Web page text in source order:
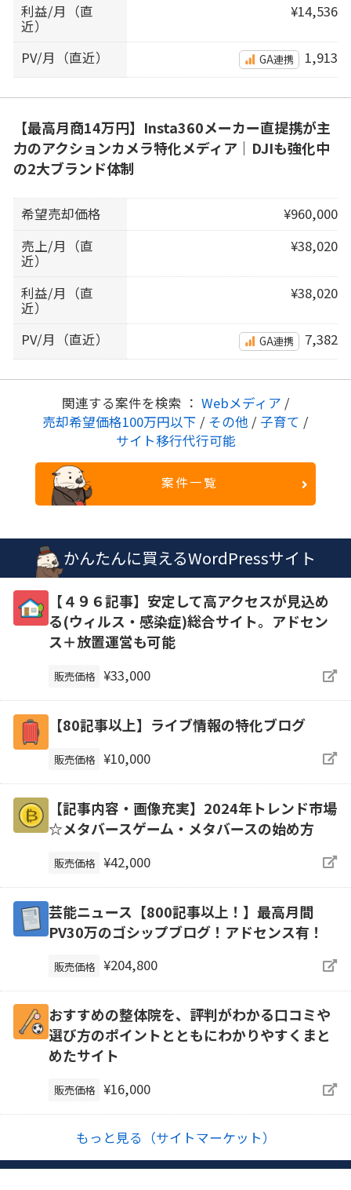
利益/月（直
近）
¥14,536
PV/月（直近） GA連携 1,913
【最高月商14万円】Insta360メーカー直提携が主
力のアクションカメラ特化メディア｜DJIも強化中
の2大ブランド体制
希望売却価格
¥960,000
売上/月（直
近）
¥38,020
利益/月（直
近）
¥38,020
PV/月（直近） GA連携 7,382
関連する案件を検索 ： Webメディア /
売却希望価格100万円以下 / その他 / 子育て /
サイト移行代行可能
案件一覧
かんたんに買えるWordPressサイト
【４９６記事】安定して高アクセスが見込め
る(ウィルス・感染症)総合サイト。アドセン
ス＋放置運営も可能
販売価格 ¥33,000
【80記事以上】ライブ情報の特化ブログ
販売価格 ¥10,000
【記事内容・画像充実】2024年トレンド市場
☆メタバースゲーム・メタバースの始め方
販売価格 ¥42,000
芸能ニュース【800記事以上！】最高月間
PV30万のゴシップブログ！アドセンス有！
販売価格 ¥204,800
おすすめの整体院を、評判がわかる口コミや
選び方のポイントとともにわかりやすくまと
めたサイト
販売価格 ¥16,000
もっと見る（サイトマーケット）